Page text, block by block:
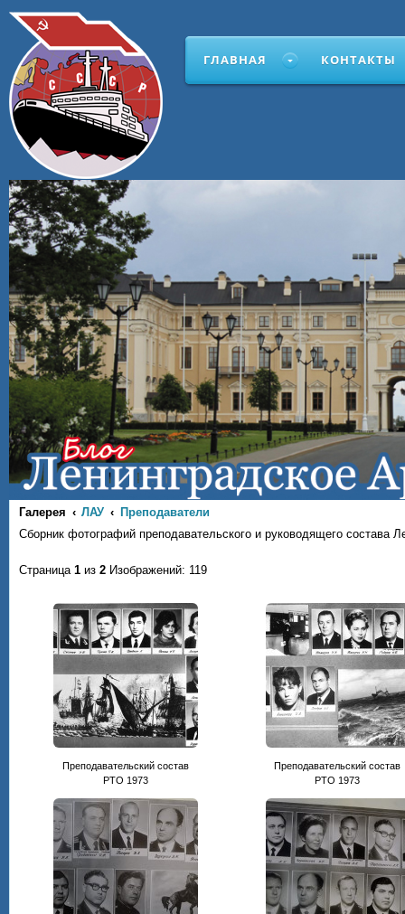
ГЛАВНАЯ КОНТАКТЫ
Галерея ЛАУ
Преподаватели
Сборник фотографий преподавательского и руководящего состава
Страница 1 из 2 Изображений: 119
Преподавательский состав
РТО 1973
Преподавательский состав
РТО 1973